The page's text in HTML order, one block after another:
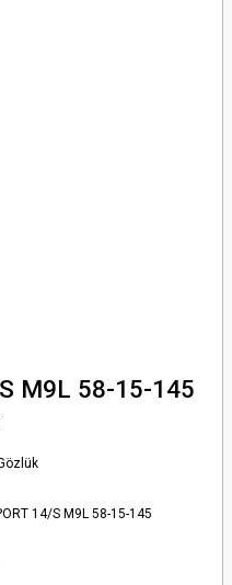
M9L 58-15-145
14/S M9L 58-15-145